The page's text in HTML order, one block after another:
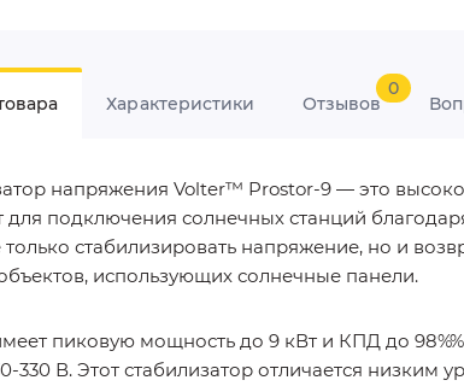
Характеристики Отзывов
0
напряжения Volter™ Prostor-9 — это
для подключения солнечных станций
стабилизировать напряжение, но и
использующих солнечные панели.
пиковую мощность до 9 кВт и КПД до
330 В. Этот стабилизатор отличается